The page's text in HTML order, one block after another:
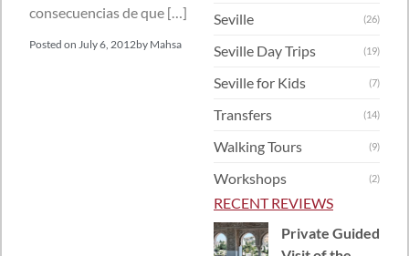
consecuencias de que […]
Posted on July 6, 2012by Mahsa
Seville (26)
Seville Day Trips (19)
Seville for Kids (7)
Transfers (14)
Walking Tours (9)
Workshops (2)
RECENT REVIEWS
Private Guided